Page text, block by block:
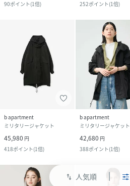
swap_vert 人気順
90ポイント(1倍)
252ポイント(1倍)
b apartment
ミリタリージャケット
45,980 円
418ポイント(1倍)
b apartment
ミリタリージャケット
42,680 円
388ポイント(1倍)